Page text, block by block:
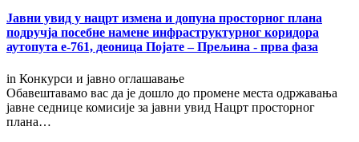
Јавни увид у нацрт измена и допуна просторног плана
подручја посебне намене инфраструктурног коридора
аутопута е-761, деоница Појате – Прељина - прва фаза
in Конкурси и јавно оглашавање
Обавештавамо вас да је дошло до промене места одржавања
јавне седнице комисије за јавни увид Нацрт просторног
плана…